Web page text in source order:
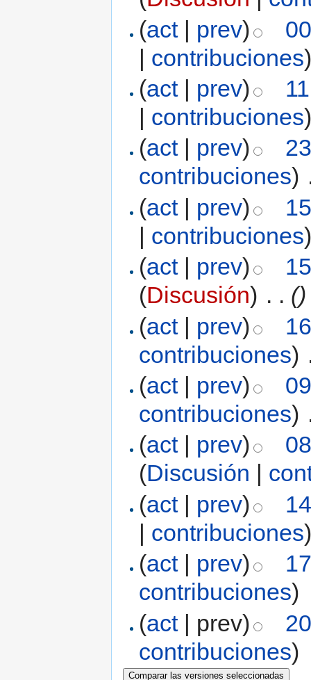
(act| prev)
| contribuciones
(act| prev)
| contribuciones
(act| prev)
contribuciones)
(act| prev)
| contribuciones
(act| prev)
(Discusión) . . ()
(act| prev)
contribuciones)
(act| prev)
contribuciones)
(act| prev)
(Discusión
(act| prev)
| contribuciones
(act| prev)
contribuciones)
(act| prev)
contribuciones)